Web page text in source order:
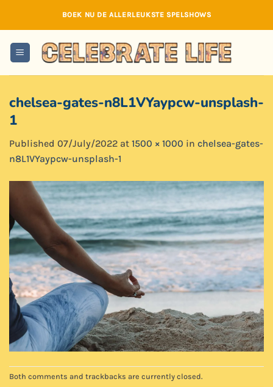
BOEK NU DE ALLERLEUKSTE SPELSHOWS
chelsea-gates-n8L1VYaypcw-unsplash-
1
Published 07/July/2022 at 1500 × 1000 in chelsea-gates-
n8L1VYaypcw-unsplash-1
Both comments and trackbacks are currently closed.